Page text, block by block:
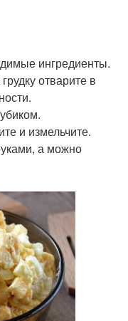
ингредиенты.
отварите в
и измельчите.
а можно